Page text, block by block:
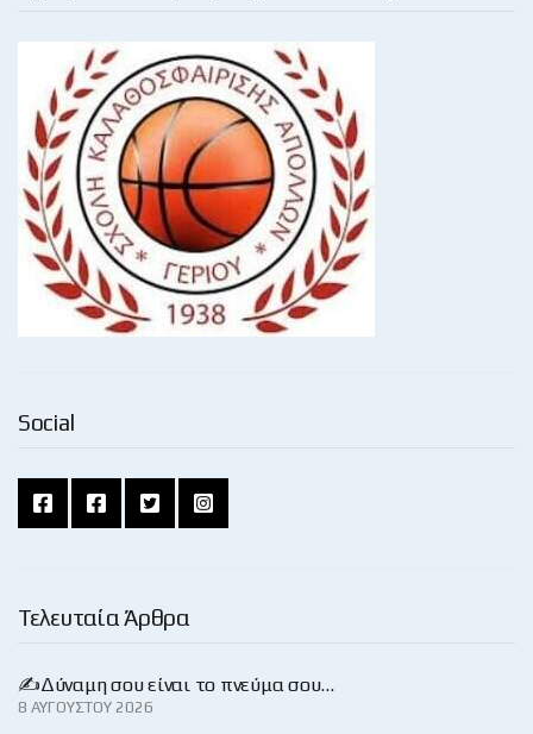
Social
Τελευταία Άρθρα
✍️Δύναμη σου είναι το πνεύμα σου…
8 ΑΥΓΟΎΣΤΟΥ 2026